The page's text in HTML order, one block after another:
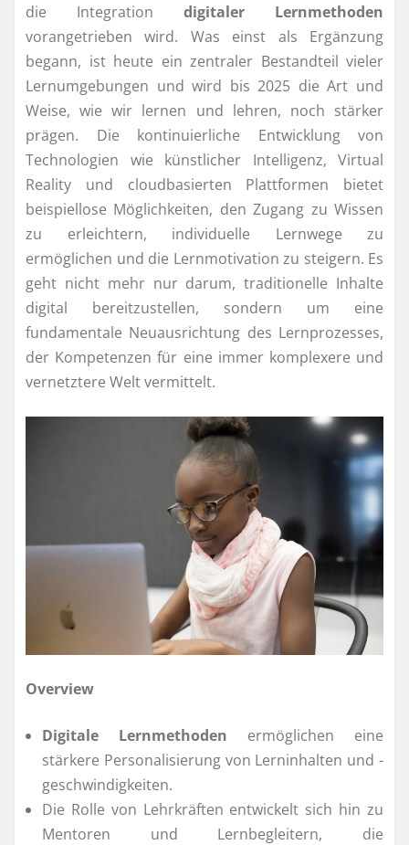
die Integration digitaler Lernmethoden
vorangetrieben wird. Was einst als Ergänzung
begann, ist heute ein zentraler Bestandteil vieler
Lernumgebungen und wird bis 2025 die Art und
Weise, wie wir lernen und lehren, noch stärker
prägen. Die kontinuierliche Entwicklung von
Technologien wie künstlicher Intelligenz, Virtual
Reality und cloudbasierten Plattformen bietet
beispiellose Möglichkeiten, den Zugang zu Wissen
zu erleichtern, individuelle Lernwege zu
ermöglichen und die Lernmotivation zu steigern. Es
geht nicht mehr nur darum, traditionelle Inhalte
digital bereitzustellen, sondern um eine
fundamentale Neuausrichtung des Lernprozesses,
der Kompetenzen für eine immer komplexere und
vernetztere Welt vermittelt.
Overview
Digitale Lernmethoden ermöglichen eine
stärkere Personalisierung von Lerninhalten und -
geschwindigkeiten.
Die Rolle von Lehrkräften entwickelt sich hin zu
Mentoren und Lernbegleitern, die